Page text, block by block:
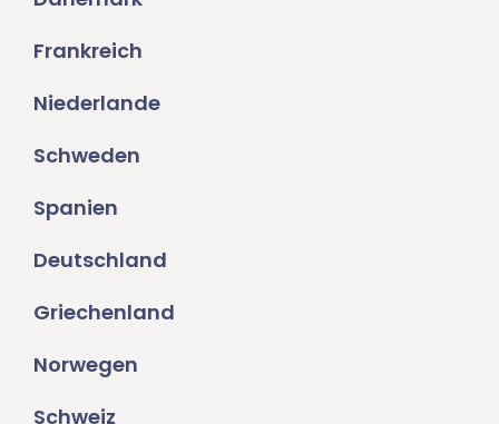
Frankreich
Niederlande
Schweden
Spanien
Deutschland
Griechenland
Norwegen
Schweiz